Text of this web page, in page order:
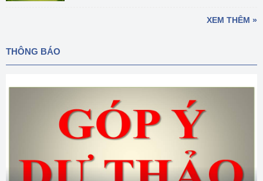
XEM THÊM »
THÔNG BÁO